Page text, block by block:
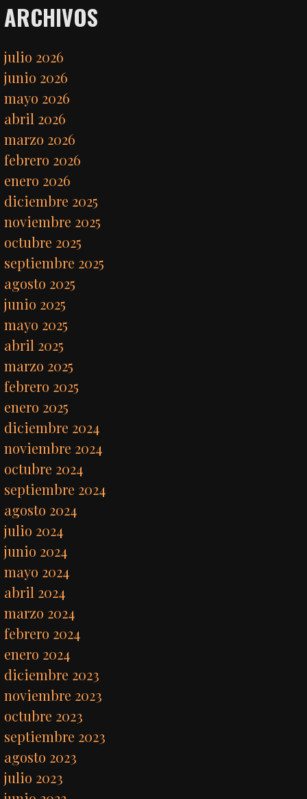
ARCHIVOS
julio 2026
junio 2026
mayo 2026
abril 2026
marzo 2026
febrero 2026
enero 2026
diciembre 2025
noviembre 2025
octubre 2025
septiembre 2025
agosto 2025
junio 2025
mayo 2025
abril 2025
marzo 2025
febrero 2025
enero 2025
diciembre 2024
noviembre 2024
octubre 2024
septiembre 2024
agosto 2024
julio 2024
junio 2024
mayo 2024
abril 2024
marzo 2024
febrero 2024
enero 2024
diciembre 2023
noviembre 2023
octubre 2023
septiembre 2023
agosto 2023
julio 2023